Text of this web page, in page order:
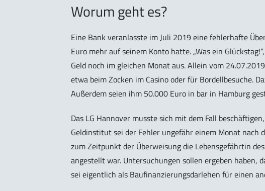
Worum geht es?
Eine Bank veranlasste im Juli 2019 eine fehlerhafte
Euro mehr auf seinem Konto hatte. „Was ein
Geld noch im gleichen Monat aus. Allein vom
etwa beim Zocken im Casino oder für Bordellbesuche.
Außerdem seien ihm 50.000 Euro in bar in Hamburg
Das LG Hannover musste sich mit dem Fall
Geldinstitut sei der Fehler ungefähr einem Monat nach
zum Zeitpunkt der Überweisung die Lebensgefährtin
angestellt war. Untersuchungen sollen ergeben haben,
sei eigentlich als Baufinanzierungsdarlehen für einen